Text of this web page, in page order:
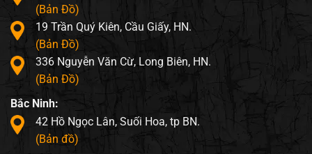
(Bản Đồ)
19 Trần Quý Kiên, Cầu Giấy, HN.
(Bản Đồ)
336 Nguyễn Văn Cừ, Long Biên, HN.
(Bản Đồ)
Bắc Ninh:
42 Hồ Ngọc Lân, Suối Hoa, tp BN.
(Bản đồ)